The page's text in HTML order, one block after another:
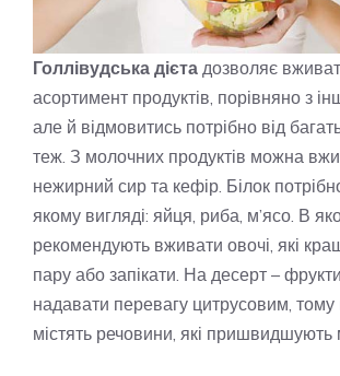
Голлівудська дієта дозволяє
асортимент продуктів, порівняно з
але й відмовитись потрібно від
теж. З молочних продуктів можна
нежирний сир та кефір. Білок
якому вигляді: яйця, риба, м’ясо. В
рекомендують вживати овочі, які
пару або запікати. На десерт –
надавати перевагу цитрусовим,
містять речовини, які пришвидшують